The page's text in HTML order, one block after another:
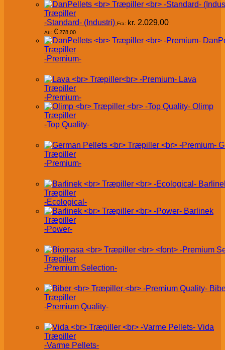
Træpiller
-Standard- (Industri) Fra: kr. 2.029,00
Ab: € 278,00
Træpiller
-Premium-
Lava
Træpiller
-Premium-
Olimp
Træpiller
-Top Quality-
Træpiller
-Premium-
Træpiller
-Ecological-
Barlinek
Træpiller
-Power-
Træpiller
-Premium Selection-
Træpiller
-Premium Quality-
Vida
Træpiller
-Varme Pellets-